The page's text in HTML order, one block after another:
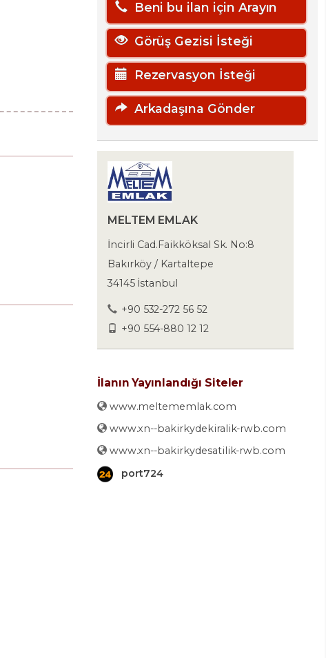
Beni bu ilan için Arayın
Görüş Gezisi İsteği
Rezervasyon İsteği
Arkadaşına Gönder
MELTEM EMLAK
İncirli Cad.Faikköksal Sk. No:8
Bakırköy / Kartaltepe
34145 İstanbul
+90 532-272 56 52
+90 554-880 12 12
İlanın Yayınlandığı Siteler
www.meltememlak.com
www.xn--bakirkydekiralik-rwb.com
www.xn--bakirkydesatilik-rwb.com
port724